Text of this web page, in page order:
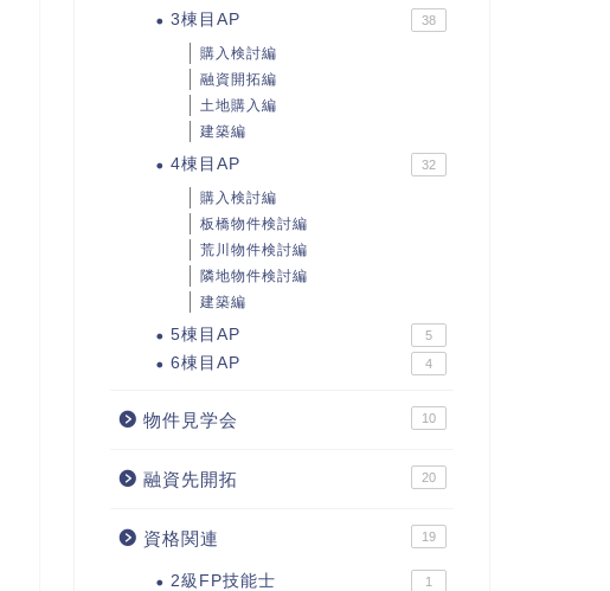
3棟目AP 38
購入検討編
融資開拓編
土地購入編
建築編
4棟目AP 32
購入検討編
板橋物件検討編
荒川物件検討編
隣地物件検討編
建築編
5棟目AP 5
6棟目AP 4
物件見学会 10
融資先開拓 20
資格関連 19
2級FP技能士 1